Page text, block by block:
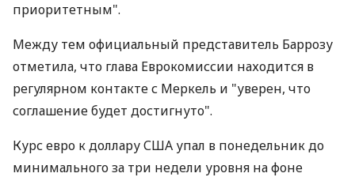
приоритетным".
Между тем официальный представитель Баррозу
отметила, что глава Еврокомиссии находится в
регулярном контакте с Меркель и "уверен, что
соглашение будет достигнуто".
Курс евро к доллару США упал в понедельник до
минимального за три недели уровня на фоне